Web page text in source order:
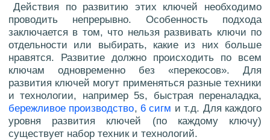
Действия по развитию этих ключей необходимо
проводить непрерывно. Особенность подхода
заключается в том, что нельзя развивать ключи по
отдельности или выбирать, какие из них больше
нравятся. Развитие должно происходить по всем
ключам одновременно без «перекосов». Для
развития ключей могут применяться разные техники
и технологии, например 5s, быстрая переналадка,
бережливое производство, 6 сигм и т.д. Для каждого
уровня развития ключей (по каждому ключу)
существует набор техник и технологий.